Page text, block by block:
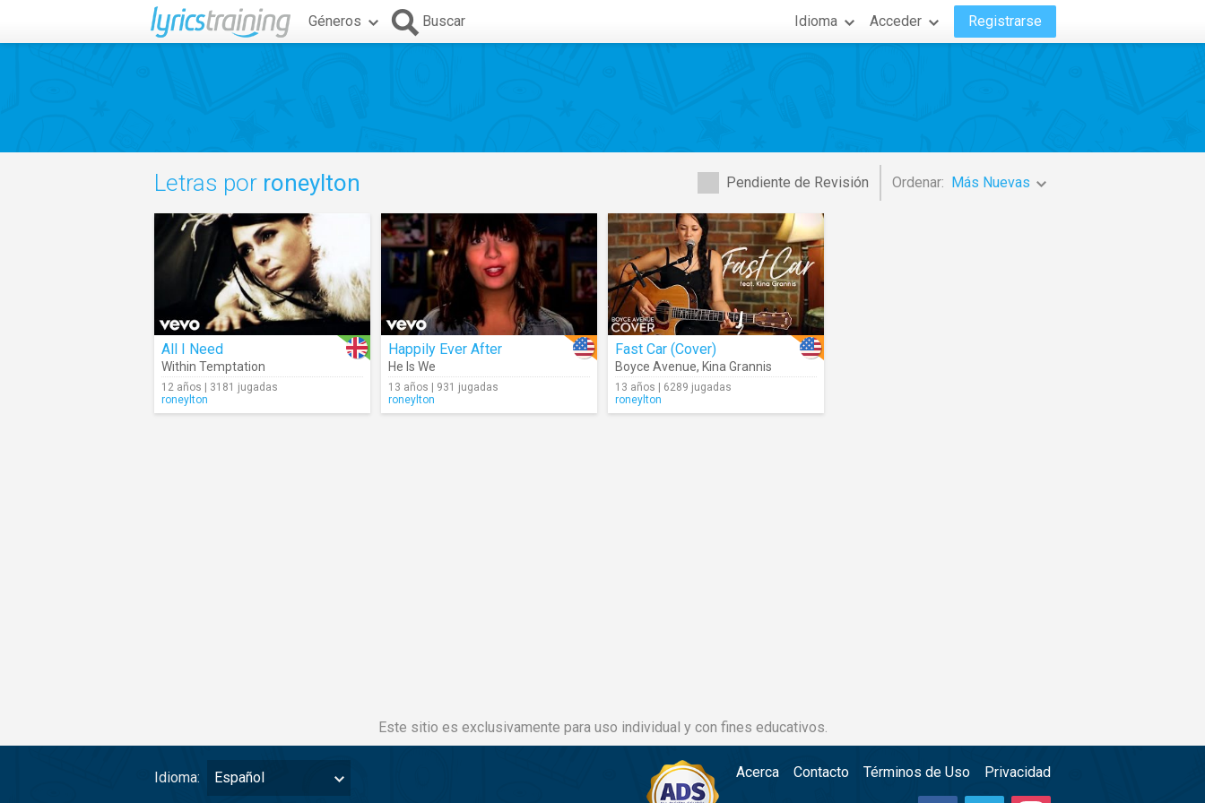
Géneros Buscar Idioma Acceder Registrarse
Pendiente de Revisión Ordenar: Más Nuevas
Letras por roneylton
All I Need
Within Temptation
12 años | 3181 jugadas
roneylton
Happily Ever After
He Is We
13 años | 931 jugadas
roneylton
Fast Car (Cover)
Boyce Avenue, Kina Grannis
13 años | 6289 jugadas
roneylton
Este sitio es exclusivamente para uso individual y con fines educativos.
Idioma: Español Acerca Contacto Términos de Uso Privacidad